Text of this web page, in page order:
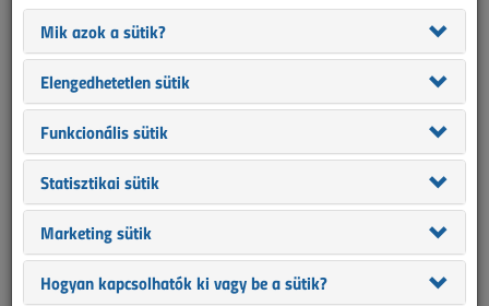
A tavasz a kertmegújítás és a növénygondozás időszaka. Ilyenkor
különösen fontos figyelmet fordítani a villamos vezetékek
közelében lévő fák és növényzet megfelelő karbantartására. Az
MVM áramhálózati társaságai a tavaszi teendők kapcsán
állítottak össze tájékoztatót az ingatlantulajdonosok számára,
hiszen a folyamatos és biztonságos villamosenergia-ellátás
biztosításának egyik alapfeltétele a villamos hálózat biztonsági
Mik azok a sütik?
Elengedhetetlen sütik
Funkcionális sütik
Statisztikai sütik
Marketing sütik
Hogyan kapcsolhatók ki vagy be a sütik?